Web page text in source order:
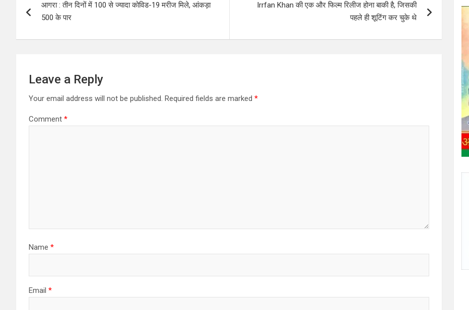
navigation
आगरा : तीन दिनों में 100 से ज्यादा कोविड-19 मरीज मिले, आंकड़ा
500 के पार
Irrfan Khan की एक और फिल्म रिलीज होना बाकी है, जिसकी
पहले ही शूटिंग कर चुके थे
Leave a Reply
Your email address will not be published. Required fields are marked *
Comment *
Name *
Email *